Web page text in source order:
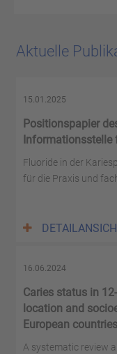
Aktuelle
15.01.2025
Positionspapier
Informationsstelle
Fluoride in der
für die Praxis und
16.06.2024
Caries status in
location and
European countries
A systematic review